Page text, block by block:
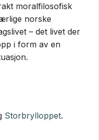
moralfilosofisk
norske
– det livet der
i form av en
Storbrylloppet.